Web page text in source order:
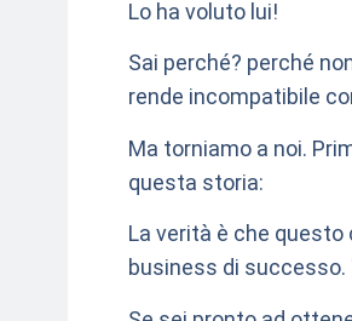
Lo ha voluto lui!
Sai perché? perché
rende incompatibile
Ma torniamo a noi.
questa storia:
La verità è che
business di successo.